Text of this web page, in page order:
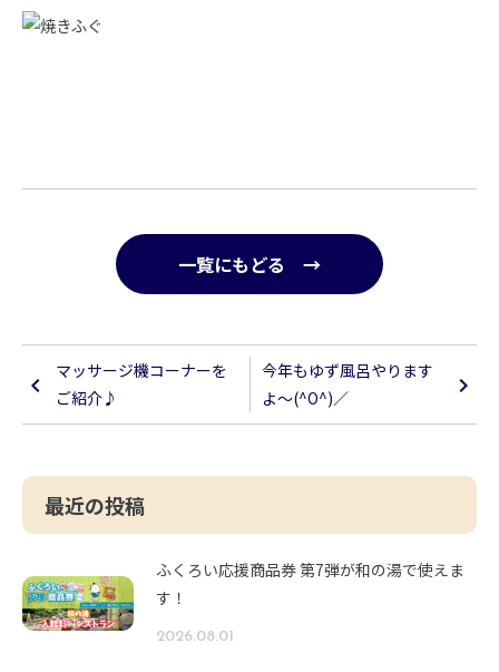
一覧にもどる →
マッサージ機コーナーを
ご紹介♪
今年もゆず風呂やります
よ～(^O^)／
最近の投稿
ふくろい応援商品券 第7弾が和の湯で使えま
す！
2026.08.01